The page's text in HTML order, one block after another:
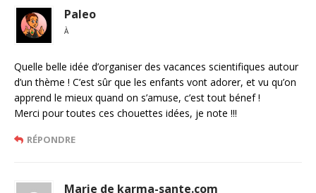
Paleo
À
Quelle belle idée d’organiser des vacances scientifiques autour
d’un thème ! C’est sûr que les enfants vont adorer, et vu qu’on
apprend le mieux quand on s’amuse, c’est tout bénef !
Merci pour toutes ces chouettes idées, je note !!!
RÉPONDRE
Marie de karma-sante.com